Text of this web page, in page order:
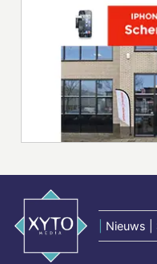
Nieuws |